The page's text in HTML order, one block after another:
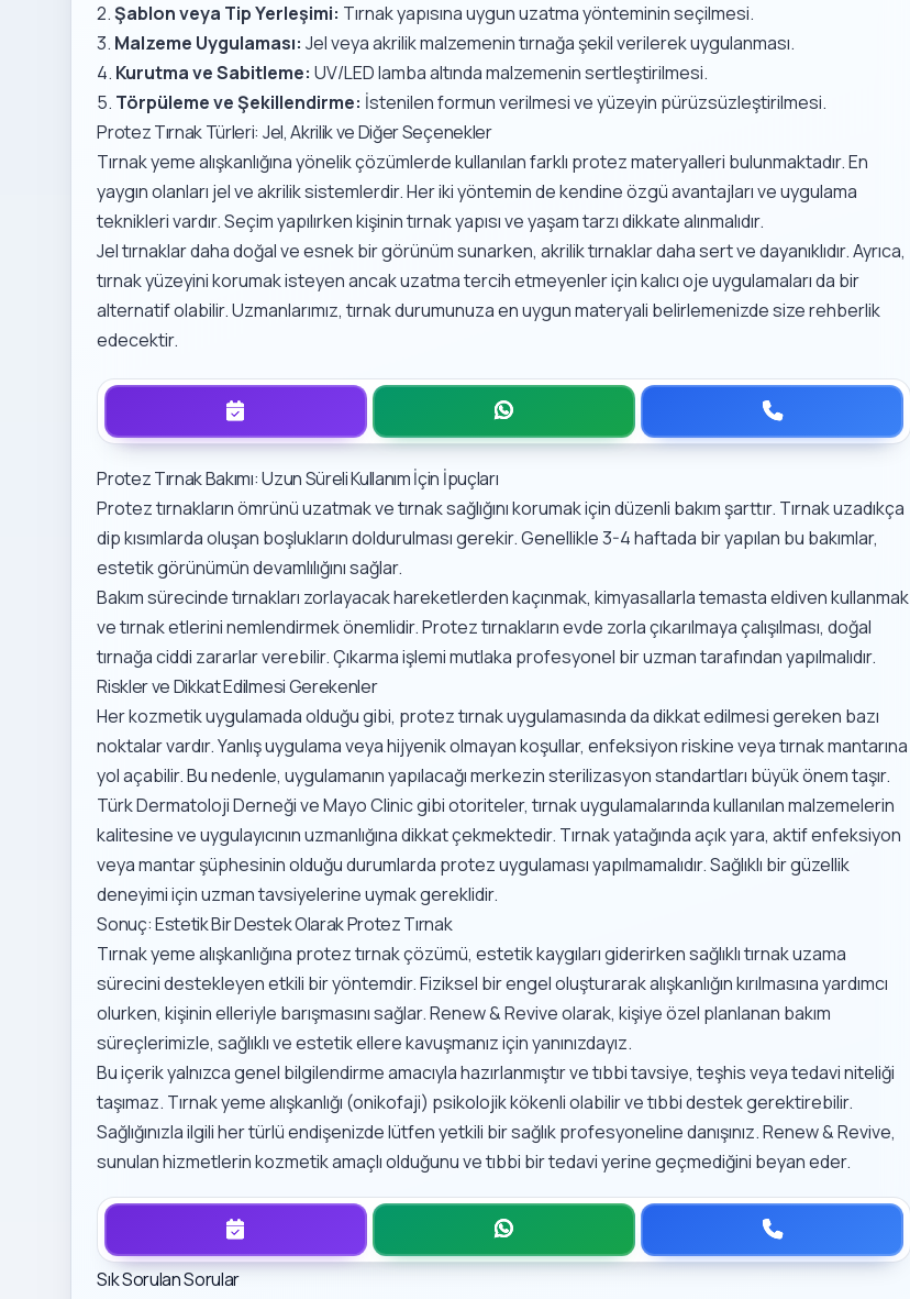
2.Şablon veya Tip Yerleşimi: Tırnak yapısına uygun uzatma yönteminin seçilmesi.
3. Malzeme Uygulaması: Jel veya akrilik malzemenin tırnağa şekil verilerek uygulanması.
4. Kurutma ve Sabitleme: UV/LED lamba altında malzemenin sertleştirilmesi.
5. Törpüleme ve Şekillendirme: İstenilen formun verilmesi ve yüzeyin pürüzsüzleştirilmesi.
Protez Tırnak Türleri: Jel, Akrilik ve Diğer Seçenekler
Tırnak yeme alışkanlığına yönelik çözümlerde kullanılan farklı protez materyalleri bulunmaktadır. En
yaygın olanları jel ve akrilik sistemlerdir. Her iki yöntemin de kendine özgü avantajları ve uygulama
teknikleri vardır. Seçim yapılırken kişinin tırnak yapısı ve yaşam tarzı dikkate alınmalıdır.
Jel tırnaklar daha doğal ve esnek bir görünüm sunarken, akrilik tırnaklar daha sert ve dayanıklıdır. Ayrıca,
tırnak yüzeyini korumak isteyen ancak uzatma tercih etmeyenler içinkalıcı oje uygulamalarıda bir
alternatif olabilir. Uzmanlarımız, tırnak durumunuza en uygun materyali belirlemenizde size rehberlik
edecektir.
Protez Tırnak Bakımı: Uzun Süreli Kullanım İçin İpuçları
Protez tırnakların ömrünü uzatmak ve tırnak sağlığını korumak için düzenli bakım şarttır. Tırnak uzadıkça
dip kısımlarda oluşan boşlukların doldurulması gerekir. Genellikle 3-4 haftada bir yapılan bu bakımlar,
estetik görünümün devamlılığını sağlar.
Bakım sürecinde tırnakları zorlayacak hareketlerden kaçınmak, kimyasallarla temasta eldiven kullanmak
ve tırnak etlerini nemlendirmek önemlidir. Protez tırnakların evde zorla çıkarılmaya çalışılması, doğal
tırnağa ciddi zararlar verebilir. Çıkarma işlemi mutlaka profesyonel bir uzman tarafından yapılmalıdır.
Riskler ve Dikkat Edilmesi Gerekenler
Her kozmetik uygulamada olduğu gibi, protez tırnak uygulamasında da dikkat edilmesi gereken bazı
noktalar vardır. Yanlış uygulama veya hijyenik olmayan koşullar, enfeksiyon riskine veya tırnak mantarına
yol açabilir. Bu nedenle, uygulamanın yapılacağı merkezin sterilizasyon standartları büyük önem taşır.
Türk Dermatoloji Derneği veMayo Clinicgibi otoriteler, tırnak uygulamalarında kullanılan malzemelerin
kalitesine ve uygulayıcının uzmanlığına dikkat çekmektedir. Tırnak yatağında açık yara, aktif enfeksiyon
veya mantar şüphesinin olduğu durumlarda protez uygulaması yapılmamalıdır. Sağlıklı bir güzellik
deneyimi için uzman tavsiyelerine uymak gereklidir.
Sonuç: Estetik Bir Destek Olarak Protez Tırnak
Tırnak yeme alışkanlığına protez tırnak çözümü, estetik kaygıları giderirken sağlıklı tırnak uzama
sürecini destekleyen etkili bir yöntemdir. Fiziksel bir engel oluşturarak alışkanlığın kırılmasına yardımcı
olurken, kişinin elleriyle barışmasını sağlar. Renew & Revive olarak, kişiye özel planlanan bakım
süreçlerimizle, sağlıklı ve estetik ellere kavuşmanız için yanınızdayız.
Bu içerik yalnızca genel bilgilendirme amacıyla hazırlanmıştır ve tıbbi tavsiye, teşhis veya tedavi niteliği
taşımaz. Tırnak yeme alışkanlığı (onikofaji) psikolojik kökenli olabilir ve tıbbi destek gerektirebilir.
Sağlığınızla ilgili her türlü endişenizde lütfen yetkili bir sağlık profesyoneline danışınız. Renew & Revive,
sunulan hizmetlerin kozmetik amaçlı olduğunu ve tıbbi bir tedavi yerine geçmediğini beyan eder.
Sık Sorulan Sorular